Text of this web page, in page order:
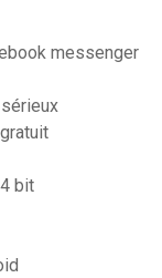
messenger
bit